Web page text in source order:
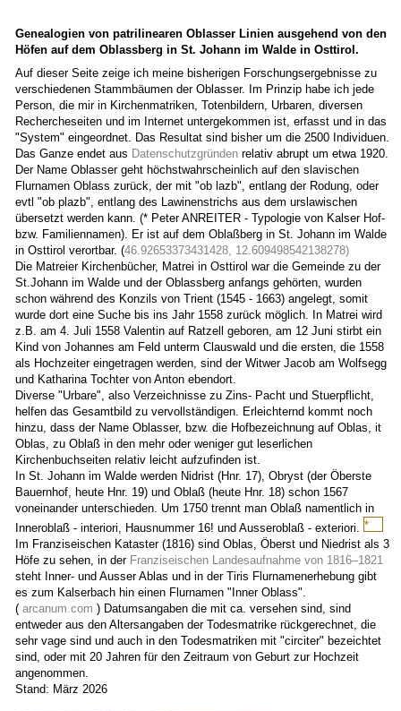
Genealogien von patrilinearen Oblasser Linien ausgehend von den
Höfen auf dem Oblassberg in St. Johann im Walde in Osttirol.
Auf dieser Seite zeige ich meine bisherigen Forschungsergebnisse zu
verschiedenen Stammbäumen der Oblasser. Im Prinzip habe ich jede
Person, die mir in Kirchenmatriken, Totenbildern, Urbaren, diversen
Rechercheseiten und im Internet untergekommen ist, erfasst und in das
"System" eingeordnet. Das Resultat sind bisher um die 2500 Individuen.
Das Ganze endet aus Datenschutzgründenrelativ abrupt um etwa 1920.
Der Name Oblasser geht höchstwahrscheinlich auf den slavischen
Flurnamen Oblass zurück, der mit "ob lazb", entlang der Rodung, oder
evtl "ob plazb", entlang des Lawinenstrichs aus dem urslawischen
übersetzt werden kann. (* Peter ANREITER - Typologie von Kalser Hof-
bzw. Familiennamen). Er ist auf dem Oblaßberg in St. Johann im Walde
in Osttirol verortbar. (46.92653373431428, 12.609498542138278)
Die Matreier Kirchenbücher, Matrei in Osttirol war die Gemeinde zu der
St.Johann im Walde und der Oblassberg anfangs gehörten, wurden
schon während des Konzils von Trient (1545 - 1663) angelegt, somit
wurde dort eine Suche bis ins Jahr 1558 zurück möglich. In Matrei wird
z.B. am 4. Juli 1558 Valentin auf Ratzell geboren, am 12 Juni stirbt ein
Kind von Johannes am Feld unterm Clauswald und die ersten, die 1558
als Hochzeiter eingetragen werden, sind der Witwer Jacob am Wolfsegg
und Katharina Tochter von Anton ebendort.
Diverse "Urbare", also Verzeichnisse zu Zins- Pacht und Stuerpflicht,
helfen das Gesamtbild zu vervollständigen. Erleichternd kommt noch
hinzu, dass der Name Oblasser, bzw. die Hofbezeichnung auf Oblas, it
Oblas, zu Oblaß in den mehr oder weniger gut leserlichen
Kirchenbuchseiten relativ leicht aufzufinden ist.
In St. Johann im Walde werden Nidrist (Hnr. 17), Obryst (der Öberste
Bauernhof, heute Hnr. 19) und Oblaß (heute Hnr. 18) schon 1567
voneinander unterschieden. Um 1750 trennt man Oblaß namentlich in
Inneroblaß - interiori, Hausnummer 16! und Ausseroblaß - exteriori. *
und
laut
dem
Im Franziseischen Kataster (1816) sind Oblas, Öberst und Niedrist als 3
Höfe zu sehen, in der Franziseischen Landesaufnahme von 1816–1821
steht Inner- und Ausser Ablas und in der Tiris Flurnamenerhebung gibt
es zum Kalserbach hin einen Flurnamen "Inner Oblass".
( arcanum.com ) Datumsangaben die mit ca. versehen sind, sind
entweder aus den Altersangaben der Todesmatrike rückgerechnet, die
sehr vage sind und auch in den Todesmatriken mit "circiter" bezeichtet
sind, oder mit 20 Jahren für den Zeitraum von Geburt zur Hochzeit
angenommen.
Stand: März 2026